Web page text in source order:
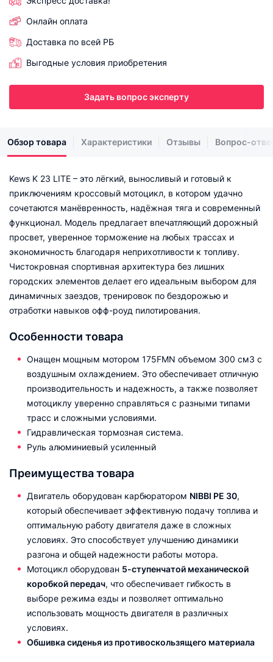
Онлайн оплата
Доставка по всей РБ
Выгодные условия приобретения
Задать вопрос эксперту
Обзор товара Характеристики Отзывы Вопрос-
Kews K 23 LITE – это лёгкий, выносливый и готовый к
приключениям кроссовый мотоцикл, в котором удачно
сочетаются манёвренность, надёжная тяга и современный
функционал. Модель предлагает впечатляющий дорожный
просвет, уверенное торможение на любых трассах и
экономичность благодаря неприхотливости к топливу.
Чистокровная спортивная архитектура без лишних
городских элементов делает его идеальным выбором для
динамичных заездов, тренировок по бездорожью и
отработки навыков офф-роуд пилотирования.
Особенности товара
Онащен мощным мотором 175FMN объемом 300 см3 с
воздушным охлаждением. Это обеспечивает отличную
производительность и надежность, а также позволяет
мотоциклу уверенно справляться с разными типами
трасс и сложными условиями.
Гидравлическая тормозная система.
Руль алюминиевый усиленный
Преимущества товара
Двигатель оборудован карбюратором NIBBI PE 30,
который обеспечивает эффективную подачу топлива и
оптимальную работу двигателя даже в сложных
условиях. Это способствует улучшению динамики
разгона и общей надежности работы мотора.
Мотоцикл оборудован 5-ступенчатой механической
коробкой передач, что обеспечивает гибкость в
выборе режима езды и позволяет оптимально
использовать мощность двигателя в различных
условиях.
Обшивка сиденья из противоскользящего материала